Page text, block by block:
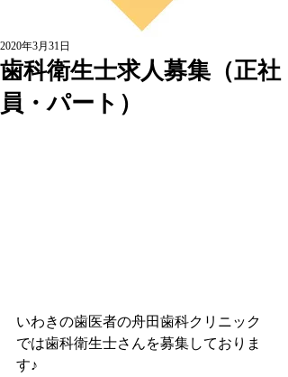
歯科衛生士求人募集（正社
員・パート）
2020年3月31日
いわきの歯医者の舟田歯科クリニック
では歯科衛生士さんを募集しておりま
す♪